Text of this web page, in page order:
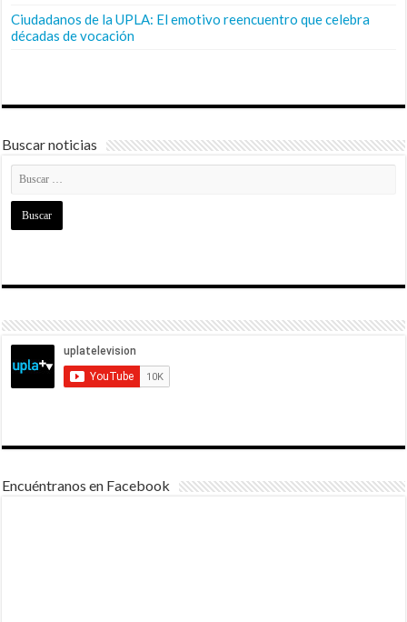
Ciudadanos de la UPLA: El emotivo reencuentro que celebra
décadas de vocación
Buscar noticias
Encuéntranos en Facebook